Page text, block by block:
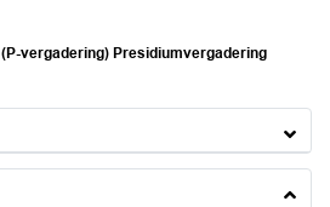
(P-vergadering) Presidiumvergadering